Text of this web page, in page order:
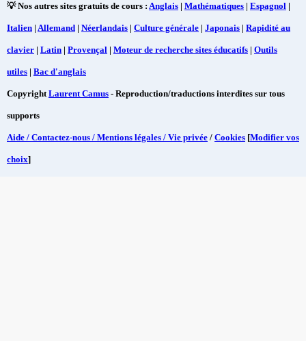
💡 Nos autres sites gratuits de cours : Anglais | Mathématiques | Espagnol |
Italien | Allemand | Néerlandais | Culture générale | Japonais | Rapidité au
clavier | Latin | Provençal | Moteur de recherche sites éducatifs | Outils
utiles | Bac d'anglais
CopyrightLaurent Camus - Reproduction/traductions interdites sur tous
supports
Aide / Contactez-nous / Mentions légales / Vie privée / Cookies [Modifier vos
choix]